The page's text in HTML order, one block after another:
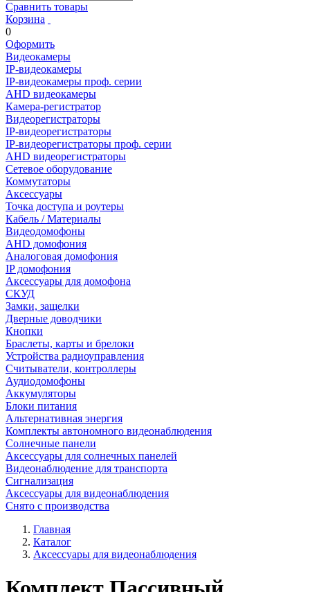
Сравнить товары
Корзина
0
Оформить
Видеокамеры
IP-видеокамеры
IP-видеокамеры проф. серии
AHD видеокамеры
Камера-регистратор
Видеорегистраторы
IP-видеорегистраторы
IP-видеорегистраторы проф. серии
AHD видеорегистраторы
Сетевое оборудование
Коммутаторы
Аксессуары
Точка доступа и роутеры
Кабель / Материалы
Видеодомофоны
AHD домофония
Аналоговая домофония
IP домофония
Аксессуары для домофона
СКУД
Замки, защелки
Дверные доводчики
Кнопки
Браслеты, карты и брелоки
Устройства радиоуправления
Считыватели, контроллеры
Аудиодомофоны
Аккумуляторы
Блоки питания
Альтернативная энергия
Комплекты автономного видеонаблюдения
Солнечные панели
Аксессуары для солнечных панелей
Видеонаблюдение для транспорта
Сигнализация
Аксессуары для видеонаблюдения
Снято с производства
Главная
Каталог
Аксессуары для видеонаблюдения